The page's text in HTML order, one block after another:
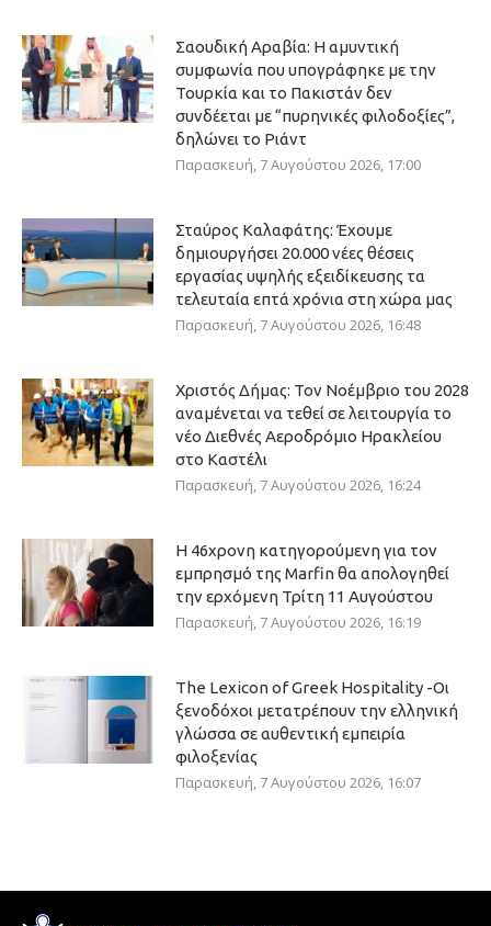
Σαουδική Αραβία: Η αμυντική
συμφωνία που υπογράφηκε με την
Τουρκία και το Πακιστάν δεν
συνδέεται με “πυρηνικές φιλοδοξίες”,
δηλώνει το Ριάντ
Παρασκευή, 7 Αυγούστου 2026, 17:00
Σταύρος Καλαφάτης: Έχουμε
δημιουργήσει 20.000 νέες θέσεις
εργασίας υψηλής εξειδίκευσης τα
τελευταία επτά χρόνια στη χώρα μας
Παρασκευή, 7 Αυγούστου 2026, 16:48
Χριστός Δήμας: Τον Νοέμβριο του 2028
αναμένεται να τεθεί σε λειτουργία το
νέο Διεθνές Αεροδρόμιο Ηρακλείου
στο Καστέλι
Παρασκευή, 7 Αυγούστου 2026, 16:24
Η 46χρονη κατηγορούμενη για τον
εμπρησμό της Marfin θα απολογηθεί
την ερχόμενη Τρίτη 11 Αυγούστου
Παρασκευή, 7 Αυγούστου 2026, 16:19
The Lexicon of Greek Hospitality -Οι
ξενοδόχοι μετατρέπουν την ελληνική
γλώσσα σε αυθεντική εμπειρία
φιλοξενίας
Παρασκευή, 7 Αυγούστου 2026, 16:07